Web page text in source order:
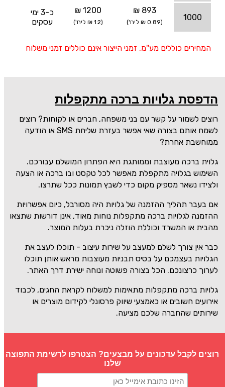
1000
893 ₪
(0.89 ₪ ליח')
1200 ₪
(1.2 ₪ ליח')
כ-3 ימי
עסקים
המחירים כוללים מע''מ. זמני הייצור אינם כוללים זמני משלוח
הדפסת גלויות ברכה מתקפלות
רוצים לשמור על קשר עם בני משפחה, חברים או לקוחות? רוצים
לשמח אותם בצורה שאי אפשר בעזרת שליחת SMS או הודעה
ממוחשבת אחרת?
גלוית ברכה מעוצבת וממותגת היא הפתרון המושלם עבורכם.
השימוש בגלויה מתקפלת מאפשר לכל טקסט ובו ברכה או הצעה
ולצידו נשאר מספיק מקום כדי לשבץ תמונות ככל שתרצו.
אם בעבר תהליך ההזמנה של גלויות היה מסורבל, כיום אפשרויות
ההזמנה לגלויות ברכה מתקפלות נוחות מאוד, אינן דורשות שתצאו
מהבית או המשרד וכוללת הוזלה ניכרת בעלות המוצר.
כבר אין צורך לשלם למעצב על שירות עיצוב - תוכלו לעצב את
הגלויות בעצמכם על בסיס תבניות מעוצבות מראש אותן תוכלו
לערוך כרצונכם. הכל בצורה פשוטה ונוחה ישירת דרך האתר.
גלויות ברכה מתקפלות מתאימות למשלוח לקראת החגים, לכבוד
אירועים חשובים או כאמצעי שיווק פרסונלי לקידום מוצרים או
שירותים שהחברה שלכם מציעה.
רוצים לקבל עדכונים על מבצעים? הצטרפו לרשימת התפוצה
שלנו